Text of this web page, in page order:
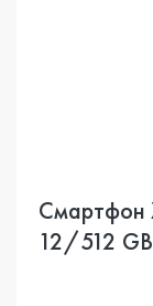
Смартфон
12/512